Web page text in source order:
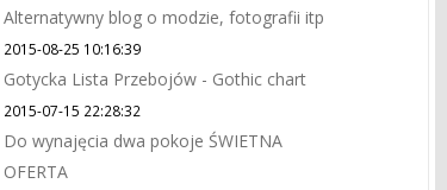
Alternatywny blog o modzie, fotografii itp
2015-08-25 10:16:39
Gotycka Lista Przebojów - Gothic chart
2015-07-15 22:28:32
Do wynajęcia dwa pokoje ŚWIETNA
OFERTA